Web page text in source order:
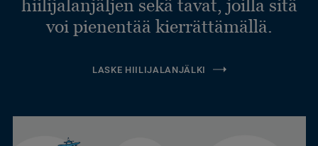
hiilijalanjäljen sekä tavat, joilla sitä
voi pienentää kierrättämällä.
LASKE HIILIJALANJÄLKI